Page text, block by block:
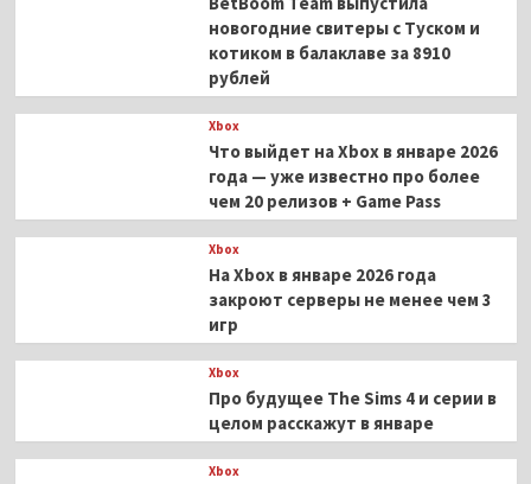
новогодние свитеры с Туском и
котиком в балаклаве за 8910
рублей
Xbox
Что выйдет на Xbox в январе 2026
года — уже известно про более
чем 20 релизов + Game Pass
Xbox
На Xbox в январе 2026 года
закроют серверы не менее чем 3
игр
Xbox
Про будущее The Sims 4 и серии в
целом расскажут в январе
Xbox